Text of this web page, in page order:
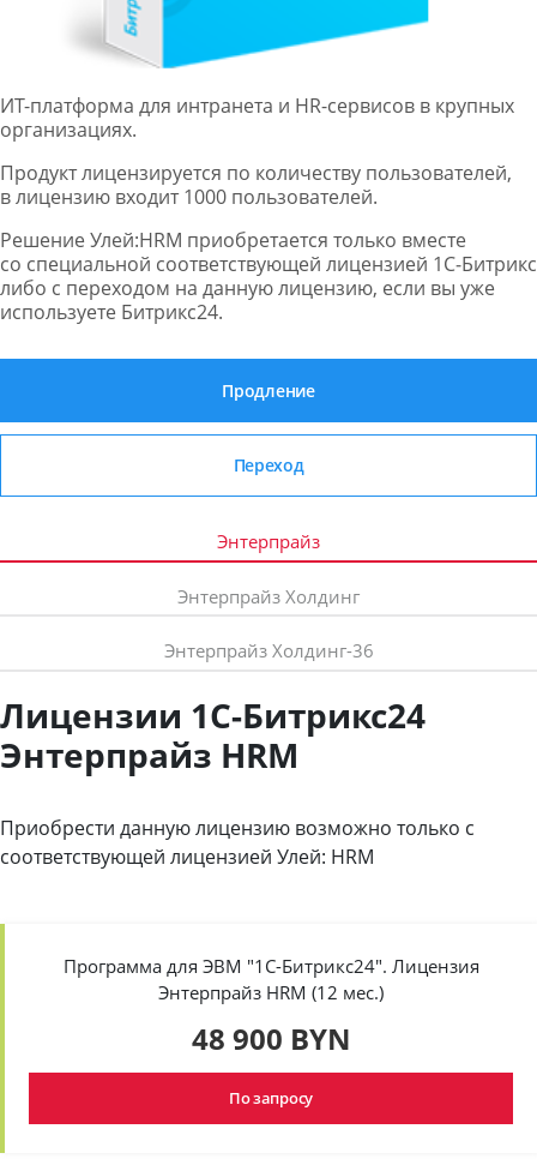
ИТ-платформа для интранета и HR-сервисов в крупных
организациях.
Продукт лицензируется по количеству пользователей,
в лицензию входит 1000 пользователей.
Решение Улей:HRM приобретается только вместе
со специальной соответствующей лицензией 1С‑Битрикс
либо с переходом на данную лицензию, если вы уже
используете Битрикс24.
Продление
Переход
Энтерпрайз
Энтерпрайз Холдинг
Энтерпрайз Холдинг-36
Лицензии 1С-Битрикс24
Энтерпрайз HRM
Приобрести данную лицензию возможно только с
соответствующей лицензией Улей: HRM
Программа для ЭВМ "1С-Битрикс24". Лицензия
Энтерпрайз HRM (12 мес.)
48 900 BYN
По запросу